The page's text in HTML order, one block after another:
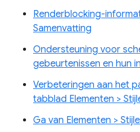
Renderblocking-
Samenvatting
Ondersteuning voor
gebeurtenissen en hun
Verbeteringen aan het
tabblad Elementen >
Ga van Elementen >